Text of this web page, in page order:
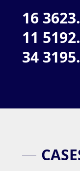
16
11
34